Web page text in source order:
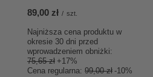
89,00 zł / szt.
Najniższa cena produktu w
okresie 30 dni przed
wprowadzeniem obniżki:
75,65 zł +17%
Cena regularna: 99,00 zł -10%